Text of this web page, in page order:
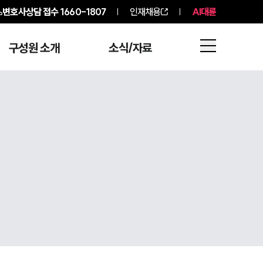
변호사상담 접수1660-1807 인재채용 AI대륜
구성원 소개 소식/자료